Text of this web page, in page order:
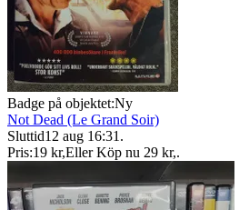
Badge på objektet:Ny
Not Dead (Le Grand Soir)
Sluttid12 aug 16:31 .
Pris:19 kr,Eller Köp nu 29 kr,.